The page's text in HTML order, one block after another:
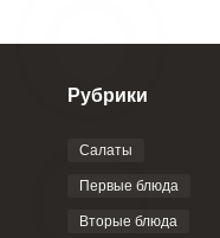
Рубрики
Салаты
Первые блюда
Вторые блюда